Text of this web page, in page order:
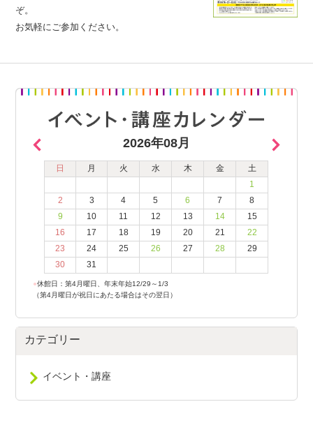
ぞ。
お気軽にご参加ください。
2026年08月
日 月 火 水 木 金
土
1
2
3 4 5 6 7
8
9
10 11 12 13 14
15
16
17 18 19 20 21
22
23
24 25 26 27 28
29
30
31
●休館日：第4月曜日、年末年始12/29～1/3
（第4月曜日が祝日にあたる場合はその翌日）
カテゴリー
イベント・講座